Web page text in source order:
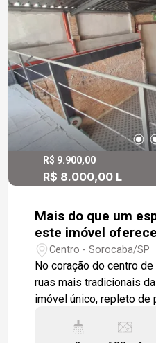
R$ 9.900,00
R$ 8.000,00 L
Mais do que um
este imóvel
visibilidade e
tradição e
pontos mais
Centro - Sorocaba/SP
No coração do centro
ruas mais tradicionais
imóvel único, repleto de
clássico e ao elegante,